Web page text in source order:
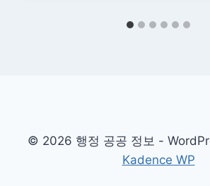
© 2026 행정 공공 정보 -
Kadence WP